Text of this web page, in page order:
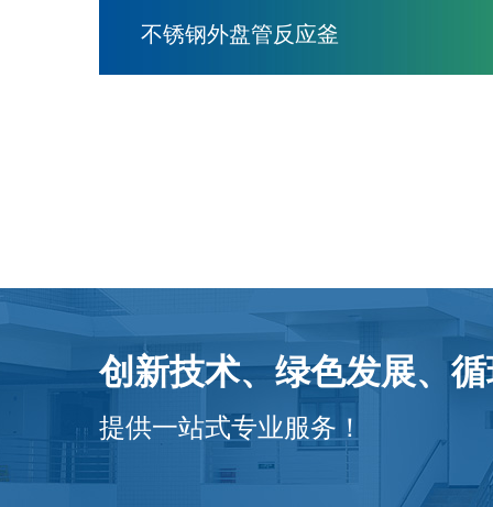
不锈钢外盘管反应釜
创新技术、绿色发展、
提供一站式专业服务！